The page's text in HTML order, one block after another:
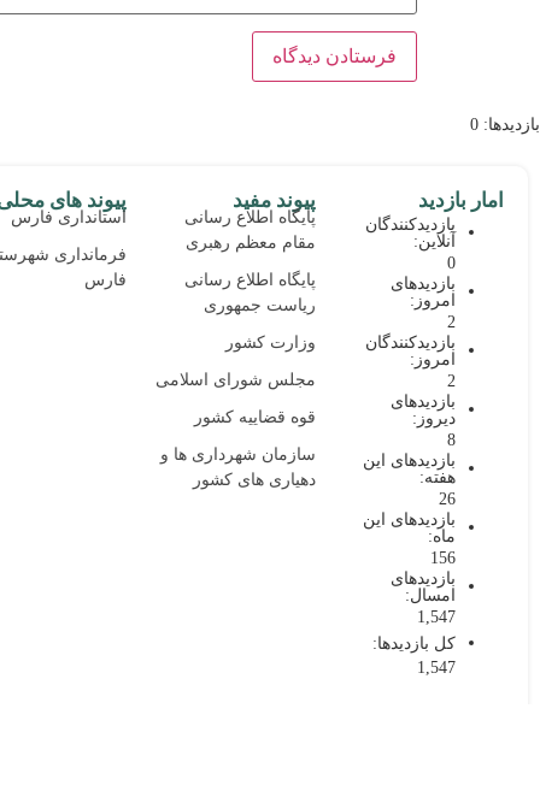
بازدیدها: 0
امار بازدید
بازدیدکنندگان
آنلاین:
0
بازدیدهای
امروز:
2
بازدیدکنندگان
امروز:
2
بازدیدهای
دیروز:
8
بازدیدهای این
هفته:
26
بازدیدهای این
ماه:
156
بازدیدهای
امسال:
1,547
کل بازدیدها:
1,547
پیوند مفید
پایگاه اطلاع رسانی
مقام معظم رهبری
پایگاه اطلاع رسانی
ریاست جمهوری
وزارت کشور
مجلس شورای اسلامی
قوه قضاییه کشور
سازمان شهرداری ها و
دهیاری های کشور
پیوند های
استانداری فارس
فرمانداری
فارس